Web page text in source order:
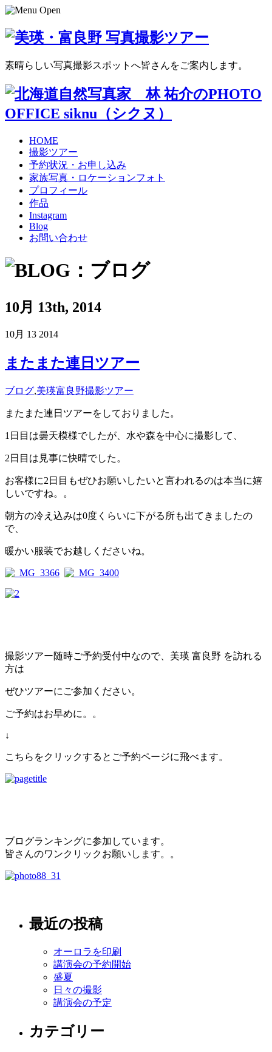
素晴らしい写真撮影スポットへ皆さんをご案内します。
HOME
撮影ツアー
予約状況・お申し込み
家族写真・ロケーションフォト
プロフィール
作品
Instagram
Blog
お問い合わせ
10月 13th, 2014
10月 13 2014
またまた連日ツアー
ブログ,美瑛富良野撮影ツアー
またまた連日ツアーをしておりました。
1日目は曇天模様でしたが、水や森を中心に撮影して、
2日目は見事に快晴でした。
お客様に2日目もぜひお願いしたいと言われるのは本当に嬉
しいですね。。
朝方の冷え込みは0度くらいに下がる所も出てきましたの
で、
暖かい服装でお越しくださいね。
撮影ツアー随時ご予約受付中なので、美瑛 富良野 を訪れる
方は
ぜひツアーにご参加ください。
ご予約はお早めに。。
↓
こちらをクリックするとご予約ページに飛べます。
ブログランキングに参加しています。
皆さんのワンクリックお願いします。。
最近の投稿
オーロラを印刷
講演会の予約開始
盛夏
日々の撮影
講演会の予定
カテゴリー